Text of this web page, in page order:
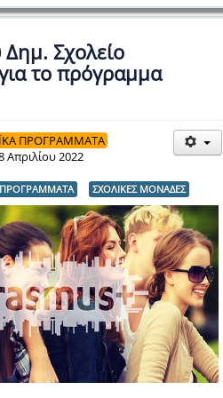
Δημ. Σχολείο
το πρόγραμμα
ΠΡΟΓΡΑΜΜΑΤΑ
Απριλίου 2022
ΠΡΟΓΡΑΜΜΑΤΑ ΣΧΟΛΙΚΕΣ ΜΟΝΑΔΕΣ